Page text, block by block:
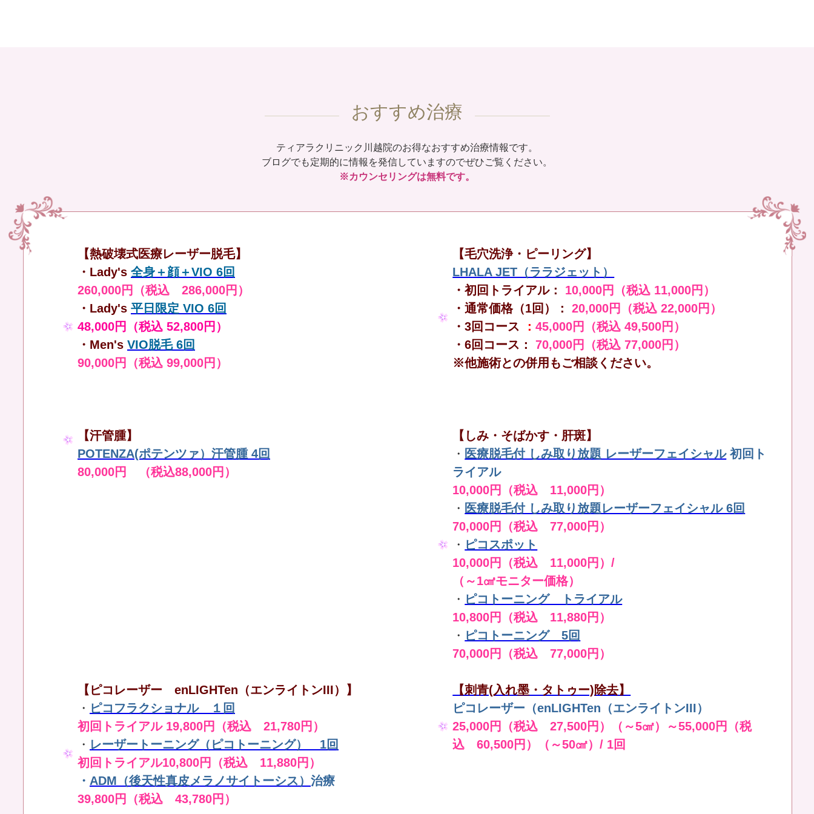
おすすめ治療
ティアラクリニック川越院のお得なおすすめ治療情報です。
ブログでも定期的に情報を発信していますのでぜひご覧ください。
※カウンセリングは無料です。
【熱破壊式医療レーザー脱毛】
・Lady's 全身＋顔＋VIO 6回
260,000円（税込 286,000円）
・Lady's 平日限定 VIO 6回
48,000円（税込 52,800円）
・Men's VIO脱毛 6回
90,000円（税込 99,000円）
【毛穴洗浄・ピーリング】
LHALA JET（ララジェット）
・初回トライアル： 10,000円（税込 11,000円）
・通常価格（1回）：
20,000円（税込 22,000円）
・3回コース ：45,000円（税込 49,500円）
・6回コース：
70,000円（税込 77,000円）
※他施術との併用もご相談ください。
【汗管腫】
POTENZA(ポテンツァ）汗管腫 4回
80,000円 （税込88,000円）
【しみ・そばかす・肝斑】
・ 医療脱毛付 しみ取り放題 レーザーフェイシャル 初回ト
ライアル
10,000円（税込 11,000円）
・ 医療脱毛付 しみ取り放題レーザーフェイシャル 6回
70,000円（税込 77,000円）
・ ピコスポット
10,000円（税込 11,000円）/
（～1㎠モニター価格）
・ ピコトーニング トライアル
10,800円（税込 11,880円）
・ ピコトーニング 5回
70,000円（税込 77,000円）
【ピコレーザー enLIGHTen（エンライトンIII）】
・ ピコフラクショナル １回
初回トライアル 19,800円（税込 21,780円）
・ レーザートーニング（ピコトーニング） 1回
初回トライアル10,800円（税込 11,880円）
・ ADM（後天性真皮メラノサイトーシス） 治療
39,800円（税込 43,780円）
【刺青(入れ墨・タトゥー)除去】
ピコレーザー（enLIGHTen（エンライトンIII）
25,000円（税込 27,500円）（～5㎠）～55,000円（税
込 60,500円）（～50㎠）/ 1回